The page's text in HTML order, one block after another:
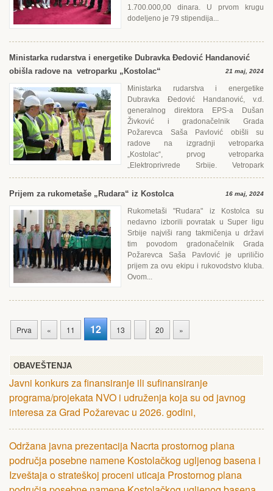
1.700.000,00 dinara. U prvom krugu
dodeljeno je 79 stipendija...
Ministarka rudarstva i energetike Dubravka Đedović Handanović
obišla radove na vetroparku „Kostolac“
21 maj, 2024
Ministarka rudarstva i energetike
Dubravka Đedović Handanović, v.d.
generalnog direktora ЕPS-a Dušan
Živković i gradonačelnik Grada
Požarevca Saša Pavlović obišli su
radove na izgradnji vetroparka
„Kostolac“, prvog vetroparka
„Еlektroprivrede Srbije. Vetropark
„Kostolac“ pravi je...
Prijem za rukometaše „Rudara“ iz Kostolca 16 maj, 2024
Rukometaši "Rudara" iz Kostolca su
nedavno izborili povratak u Super ligu
Srbije najviši rang takmičenja u državi
tim povodom gradonačelnik Grada
Požarevca Saša Pavlović je upriličio
prijem za ovu ekipu i rukovodstvo kluba.
Ovom...
Prva « 11 12 13 20 »
OBAVEŠTENJA
Javni konkurs za finansiranje ili sufinansiranje
programa/projekata NVO i udruženja koja su od javnog
interesa za Grad Požarevac u 2026. godini,
Održana javna prezentacija Nacrta prostornog plana
područja posebne namene Kostolačkog ugljenog basena i
Izveštaja o strateškoj proceni uticaja Prostornog plana